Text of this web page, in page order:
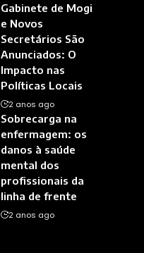
Gabinete de Mogi
e Novos
Secretários São
Anunciados: O
Impacto nas
Políticas Locais
2 anos ago
Sobrecarga na
enfermagem: os
danos à saúde
mental dos
profissionais da
linha de frente
2 anos ago